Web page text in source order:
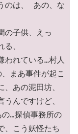
のは、 あの、な
の子供、えっ
、
われている…村人
まあ事件が起こ
あの泥田坊、
んですけど、
…探偵事務所の
、こう妖怪たち